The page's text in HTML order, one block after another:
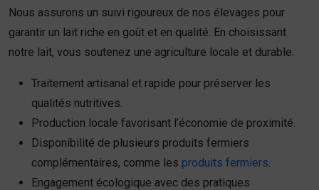
Nous assurons un suivi rigoureux de nos élevages pour
garantir un lait riche en goût et en qualité. En choisissant
notre lait, vous soutenez une agriculture locale et durable.
Traitement artisanal et rapide pour préserver les
qualités nutritives.
Production locale favorisant l’économie de proximité.
Disponibilité de plusieurs produits fermiers
complémentaires, comme les produits fermiers.
Engagement écologique avec des pratiques